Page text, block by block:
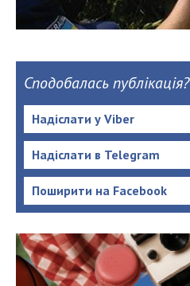
Сподобалась публікація?
Надіслати у Viber
Надіслати в Telegram
Поширити на Facebook